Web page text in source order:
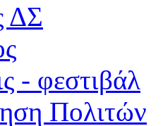
ΔΣ
- φεστιβάλ
Πολιτών